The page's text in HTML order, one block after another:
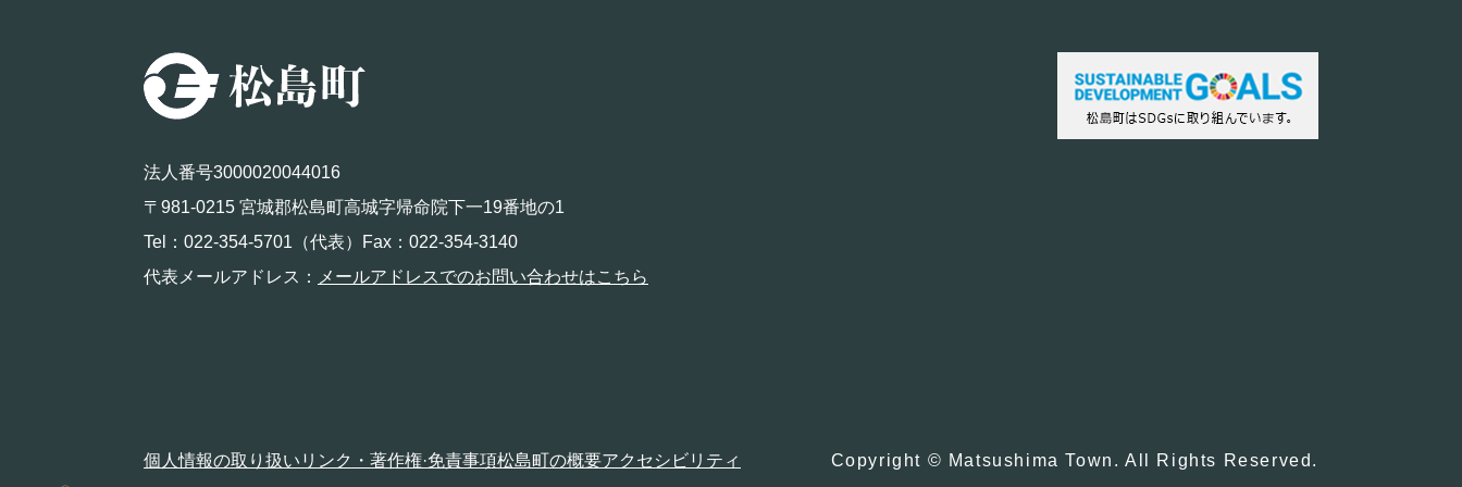
法人番号3000020044016
〒981-0215 宮城郡松島町高城字帰命院下一19番地の1
Tel：022-354-5701（代表）Fax：022-354-3140
代表メールアドレス：
メールアドレスでのお問い合わせはこちら
個人情報の取り扱い リンク・著作権·免責事項松島町の概要アクセシビリティ Copyright © Matsushima Town. All Rights Reserved.